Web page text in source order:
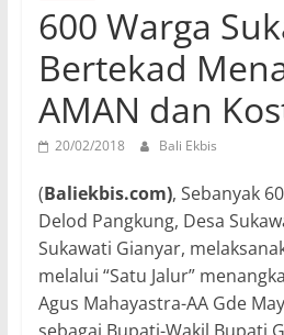
600 Warga
Bertekad
AMAN dan
20/02/2018 Bali Ekbis
(Baliekbis.com), Sebanyak
Delod Pangkung, Desa
Sukawati Gianyar,
melalui “Satu Jalur”
Agus Mahayastra-AA Gde
sebagai Bupati-Wakil Bupati